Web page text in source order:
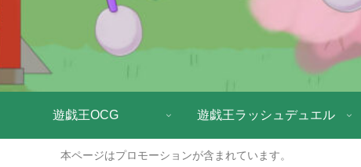
遊戯王OCG 遊戯王ラッシュデュエル
本ページはプロモーションが含まれています。